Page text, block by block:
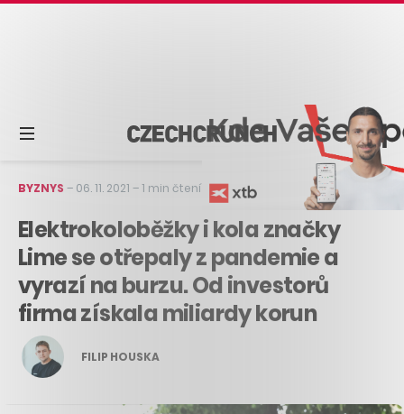
BYZNYS – 06. 11. 2021 –1 min čtení
Elektrokoloběžky i kola značky
Lime se otřepaly z pandemie a
vyrazí na burzu. Od investorů
firma získala miliardy korun
FILIP HOUSKA